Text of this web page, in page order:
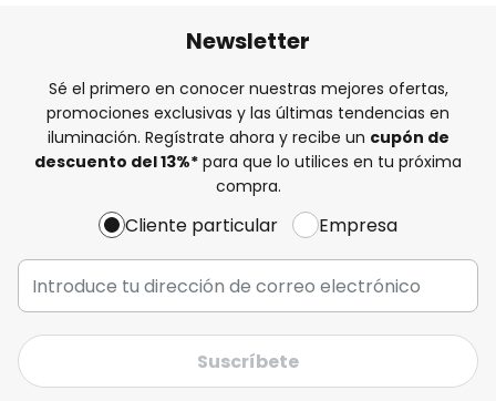
Newsletter
Sé el primero en conocer nuestras mejores ofertas,
promociones exclusivas y las últimas tendencias en
iluminación. Regístrate ahora y recibe un cupón de
descuento del13%* para que lo utilices en tu próxima
compra.
Cliente particular Empresa
Suscríbete